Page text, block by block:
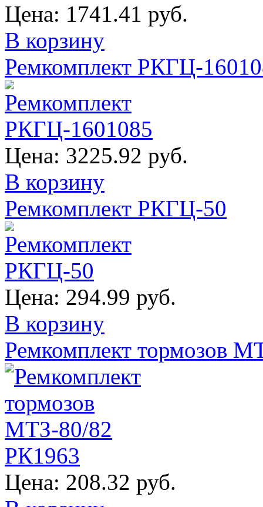
Цена: 1741.41 руб.
В корзину
Ремкомплект РКГЦ-
Цена: 3225.92 руб.
В корзину
Ремкомплект РКГЦ-50
Цена: 294.99 руб.
В корзину
Ремкомплект тормозов
Цена: 208.32 руб.